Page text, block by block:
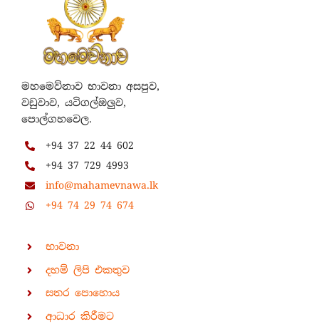
මහමෙව්නාව භාවනා අසපුව,
වඩුවාව, යටිගල්ඔලුව,
පොල්ගහවෙල.
+94 37 22 44 602
+94 37 729 4993
info@mahamevnawa.lk
+94 74 29 74 674
භාවනා
දහම් ලිපි එකතුව
සතර පොහොය
ආධාර කිරීමට